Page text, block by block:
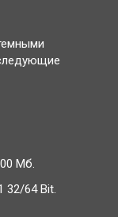
Мб.
32/64 Bit.